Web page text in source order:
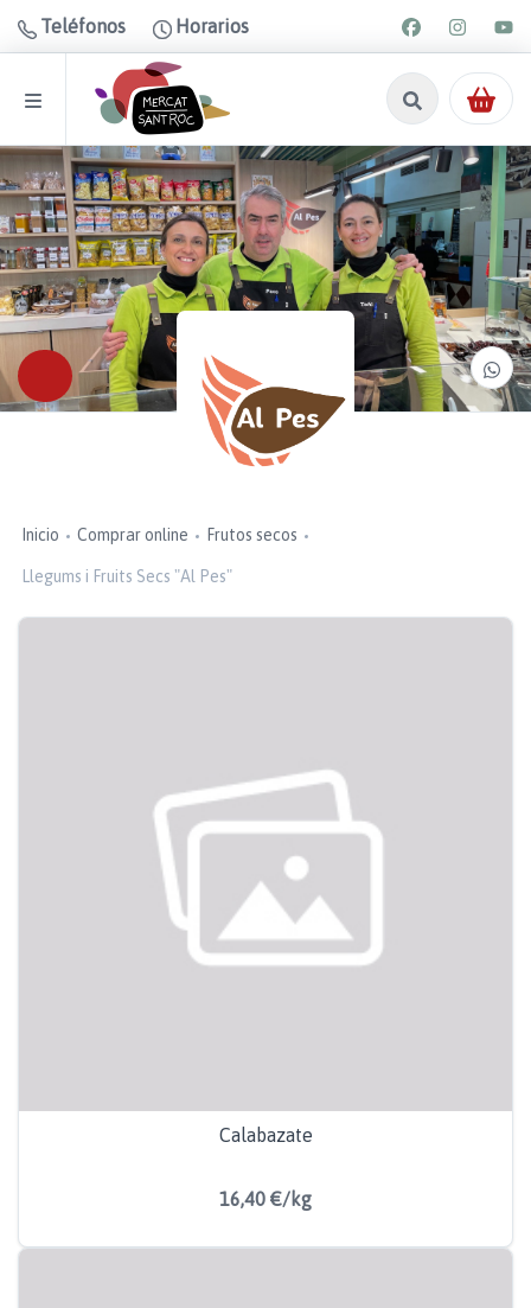
Teléfonos Horarios
Inicio Comprar online Frutos secos
Llegums i Fruits Secs "Al Pes"
Calabazate
16,40 €/kg